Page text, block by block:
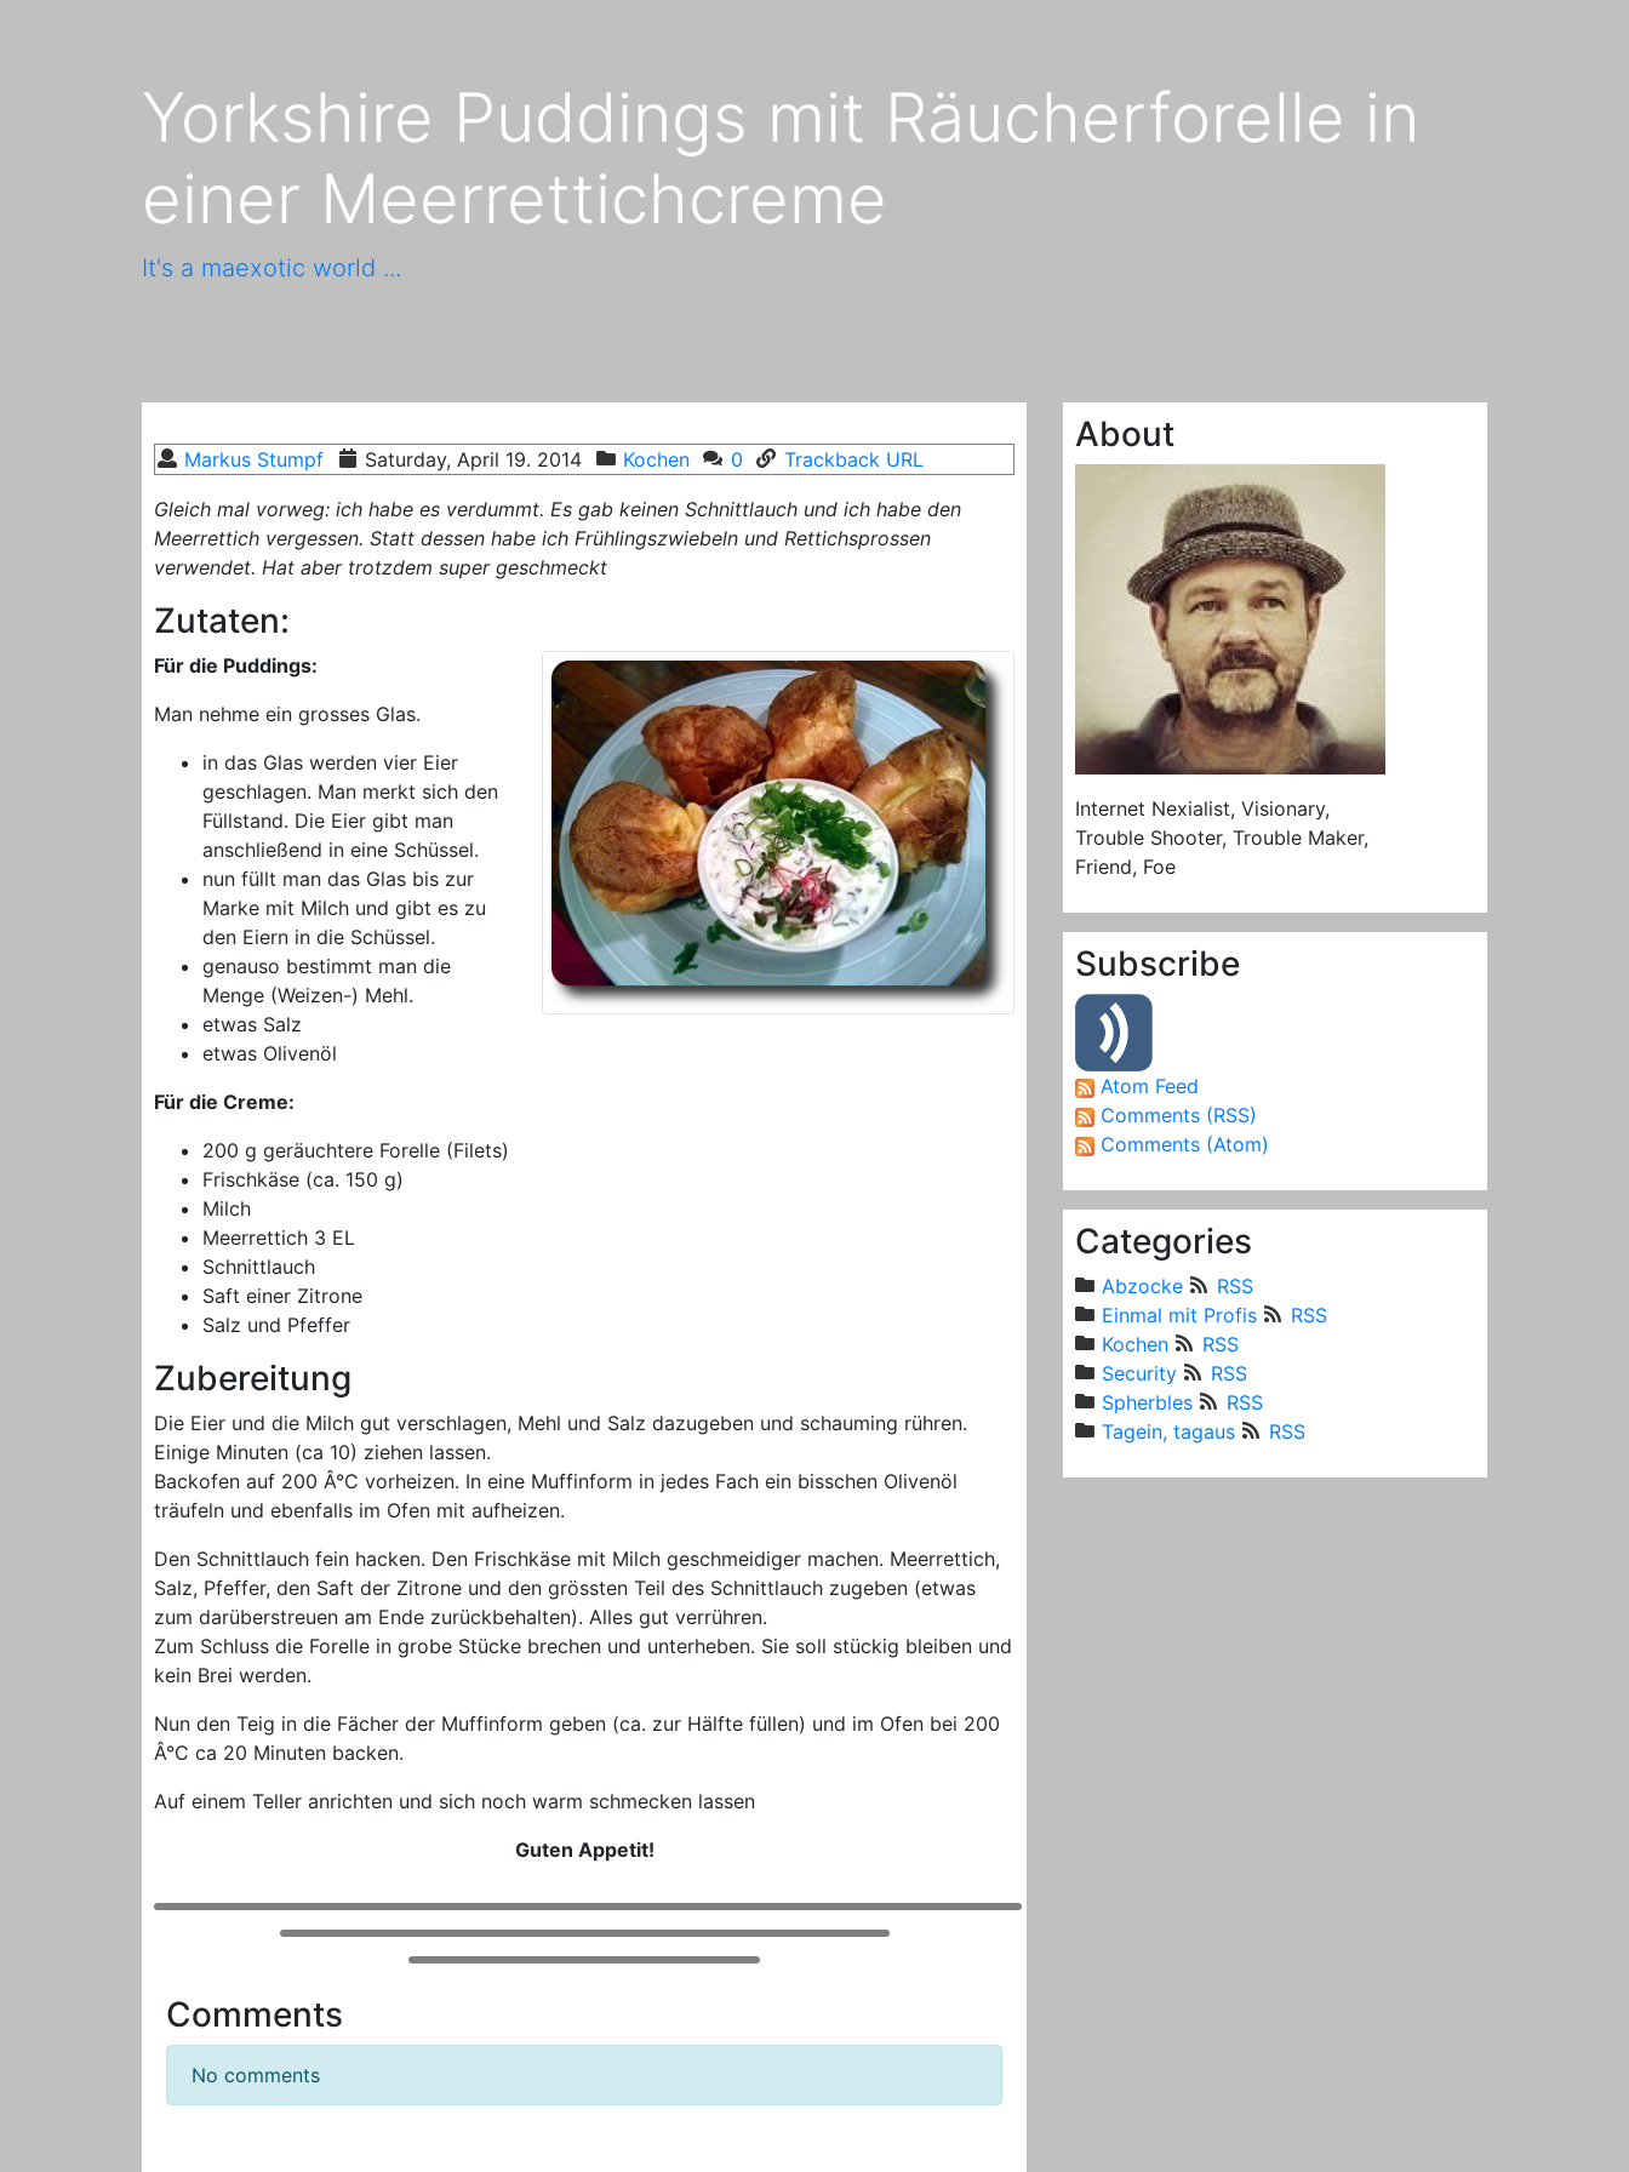
Yorkshire Puddings mit Räucherforelle in
einer Meerrettichcreme
It's a maexotic world ...
Markus Stumpf Saturday, April 19. 2014 Kochen 0 Trackback URL
Gleich mal vorweg: ich habe es verdummt. Es gab keinen Schnittlauch und ich habe den
Meerrettich vergessen. Statt dessen habe ich Frühlingszwiebeln und Rettichsprossen
verwendet. Hat aber trotzdem super geschmeckt
Zutaten:
Für die Puddings:
Man nehme ein grosses Glas.
in das Glas werden vier Eier
geschlagen. Man merkt sich den
Füllstand. Die Eier gibt man
anschließend in eine Schüssel.
nun füllt man das Glas bis zur
Marke mit Milch und gibt es zu
den Eiern in die Schüssel.
genauso bestimmt man die
Menge (Weizen-) Mehl.
etwas Salz
etwas Olivenöl
Für die Creme:
200 g geräuchtere Forelle (Filets)
Frischkäse (ca. 150 g)
Milch
Meerrettich 3 EL
Schnittlauch
Saft einer Zitrone
Salz und Pfeffer
Zubereitung
Die Eier und die Milch gut verschlagen, Mehl und Salz dazugeben und schauming rühren.
Einige Minuten (ca 10) ziehen lassen.
Backofen auf 200 Â°C vorheizen. In eine Muffinform in jedes Fach ein bisschen Olivenöl
träufeln und ebenfalls im Ofen mit aufheizen.
Den Schnittlauch fein hacken. Den Frischkäse mit Milch geschmeidiger machen. Meerrettich,
Salz, Pfeffer, den Saft der Zitrone und den grössten Teil des Schnittlauch zugeben (etwas
zum darüberstreuen am Ende zurückbehalten). Alles gut verrühren.
Zum Schluss die Forelle in grobe Stücke brechen und unterheben. Sie soll stückig bleiben und
kein Brei werden.
Nun den Teig in die Fächer der Muffinform geben (ca. zur Hälfte füllen) und im Ofen bei 200
Â°C ca 20 Minuten backen.
Auf einem Teller anrichten und sich noch warm schmecken lassen
Guten Appetit!
Comments
No comments
About
Internet Nexialist, Visionary,
Trouble Shooter, Trouble Maker,
Friend, Foe
Subscribe
Atom Feed
Comments (RSS)
Comments (Atom)
Categories
Abzocke
RSS
Einmal mit Profis
RSS
Kochen
RSS
Security
RSS
Spherbles
RSS
Tagein, tagaus
RSS